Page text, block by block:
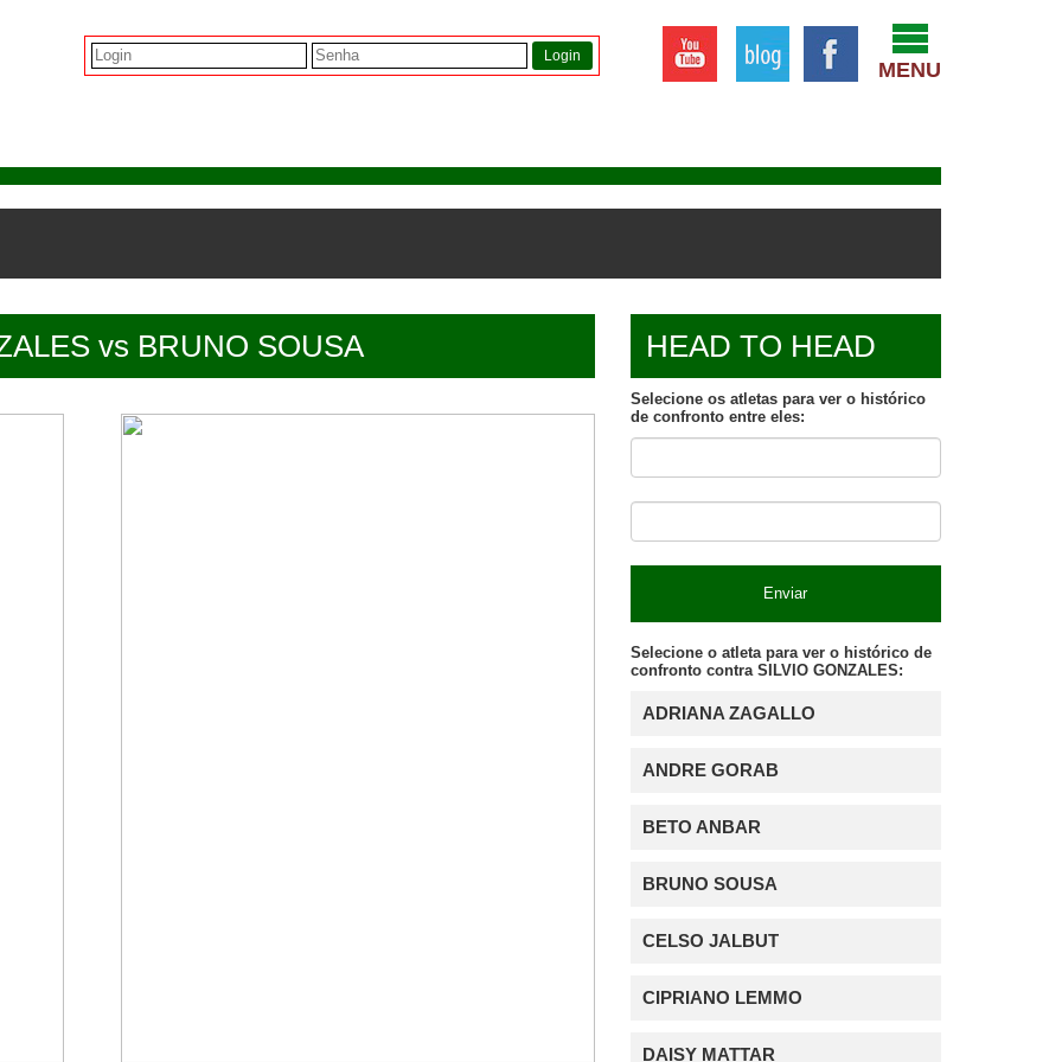
MENU
Login
vs BRUNO SOUSA HEAD TO HEAD
Selecione os atletas para ver o histórico
de confronto entre eles:
Enviar
Selecione o atleta para ver o histórico de
confronto contra SILVIO GONZALES:
ADRIANA ZAGALLO
ANDRE GORAB
BETO ANBAR
BRUNO SOUSA
CELSO JALBUT
CIPRIANO LEMMO
DAISY MATTAR